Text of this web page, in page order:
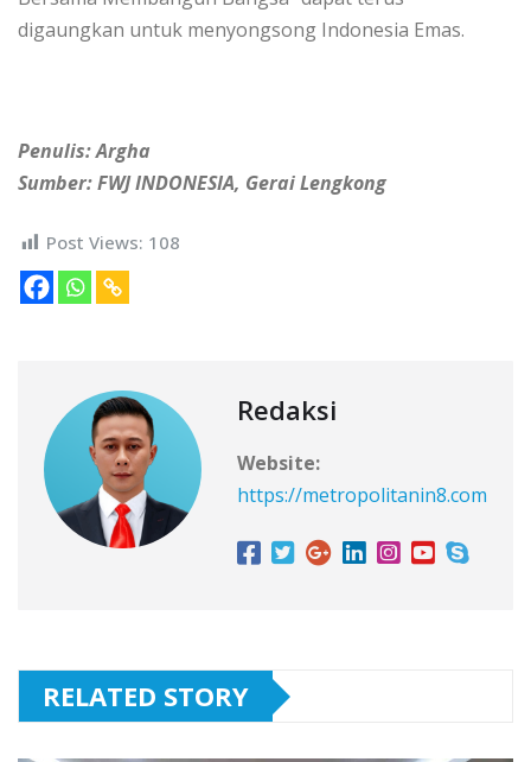
digaungkan untuk menyongsong Indonesia Emas.
Penulis: Argha
Sumber: FWJ INDONESIA, Gerai Lengkong
Post Views: 108
Redaksi
Website:
https://metropolitanin8.com
RELATED STORY